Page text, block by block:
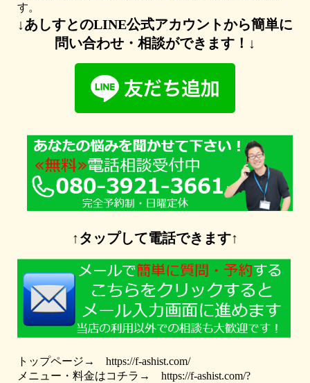
す。
↓あしすとのLINE公式アカウントから簡単に
問い合わせ・相談ができます！ ↓
↑タップして電話できます↑
トップページ→ https://f-ashist.com/
メニュー・料金はコチラ→ https://f-ashist.com/?